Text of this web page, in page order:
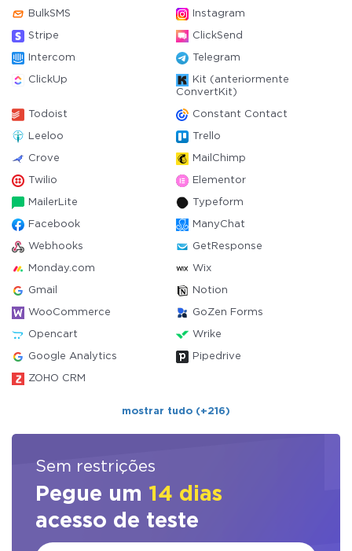
BulkSMS Instagram
Stripe ClickSend
Intercom Telegram
ClickUp
Kit (anteriormente
ConvertKit)
Todoist Constant Contact
Leeloo Trello
Crove MailChimp
Twilio Elementor
MailerLite Typeform
Facebook ManyChat
Webhooks GetResponse
Monday.com Wix
Gmail Notion
WooCommerce GoZen Forms
Opencart Wrike
Google Analytics Pipedrive
ZOHO CRM
mostrar tudo (+216)
Sem restrições
Pegue um 14 dias
acesso de teste